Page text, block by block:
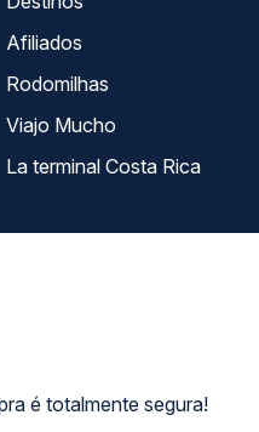
é totalmente segura!
Afiliados
Rodomilhas
Viajo Mucho
La terminal Costa Rica